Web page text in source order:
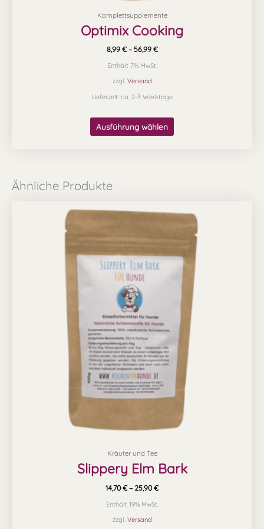
Komplettsupplemente
Optimix Cooking
8,99 € – 56,99 €
Enthält 7% MwSt.
zzgl. Versand
Lieferzeit: ca. 2-3 Werktage
Ausführung wählen
Ähnliche Produkte
Kräuter und Tee
Slippery Elm Bark
14,70€ – 25,90€
14,70 €
Enthält 19% MwSt.
zzgl. Versand
Produkt
mehrere
Varianten
auf.
Die
Optionen
können
auf
der
Produktseite
gewählt
werden